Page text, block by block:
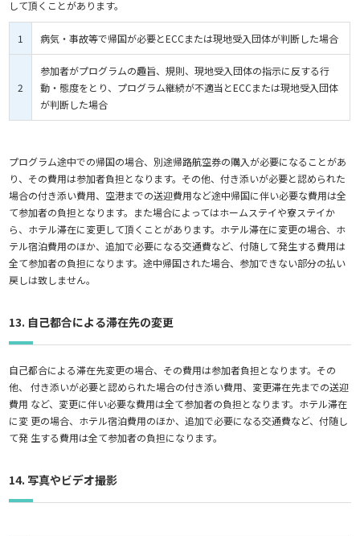
して頂くことがあります。
1 病気・事故等で帰国が必要とECCまたは現地受入団体が判断した場合
2
参加者がプログラムの趣旨、規則、現地受入団体の指示に反する行
動・態度をとり、プログラム継続が不適当とECCまたは現地受入団体
が判断した場合
プログラム途中での帰国の場合、別途帰路航空券の購入が必要になることがあ
り、その費用は参加者負担となります。その他、付き添いが必要と認められた
場合の付き添い費用、空港までの送迎費用など途中帰国に伴い必要な費用は全
て参加者の負担となります。また場合によってはホームステイや寮ステイか
ら、ホテル滞在に変更して頂くことがあります。ホテル滞在に変更の場合、ホ
テル宿泊費用のほか、追加で必要になる交通費など、付随して発生する費用は
全て参加者の負担になります。途中帰国された場合、参加できない部分の払い
戻しは致しません。
13. 自己都合による滞在先の変更
自己都合による滞在先変更の場合、その費用は参加者負担となります。その
他、 付き添いが必要と認められた場合の付き添い費用、変更滞在先までの送迎
費用 など、変更に伴い必要な費用は全て参加者の負担となります。ホテル滞在
に変 更の場合、ホテル宿泊費用のほか、追加で必要になる交通費など、付随し
て発 生する費用は全て参加者の負担になります。
14. 写真やビデオ撮影